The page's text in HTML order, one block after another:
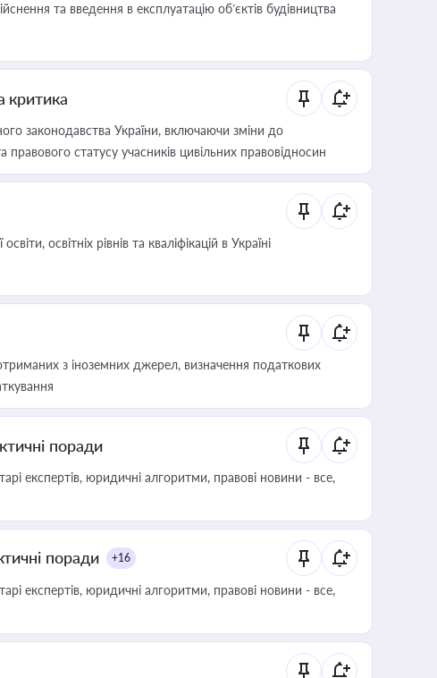
та введення в експлуатацію об’єктів будівництва
критика
законодавства України, включаючи зміни до
статусу учасників цивільних правовідносин
освітніх рівнів та кваліфікацій в Україні
з іноземних джерел, визначення податкових
поради
експертів, юридичні алгоритми, правові новини - все,
поради +16
експертів, юридичні алгоритми, правові новини - все,